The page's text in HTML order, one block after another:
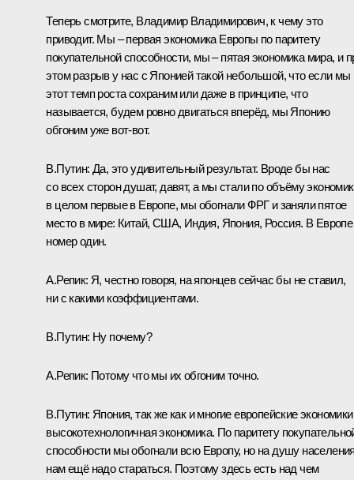
Теперь смотрите, Владимир Владимирович, к чему это
приводит. Мы – первая экономика Европы по паритету
покупательной способности, мы – пятая экономика мира, и
этом разрыв у нас с Японией такой небольшой, что если мы
этот темп роста сохраним или даже в принципе, что
называется, будем ровно двигаться вперёд, мы Японию
обгоним уже вот-вот.
В.Путин: Да, это удивительный результат. Вроде бы нас
со всех сторон душат, давят, а мы стали по объёму
в целом первые в Европе, мы обогнали ФРГ и заняли пятое
место в мире: Китай, США, Индия, Япония, Россия. В Европе
номер один.
А.Репик: Я, честно говоря, на японцев сейчас бы не ставил,
ни с какими коэффициентами.
В.Путин: Ну почему?
А.Репик: Потому что мы их обгоним точно.
В.Путин: Япония, так же как и многие европейские
высокотехнологичная экономика. По паритету
способности мы обогнали всю Европу, но на душу
нам ещё надо стараться. Поэтому здесь есть над чем